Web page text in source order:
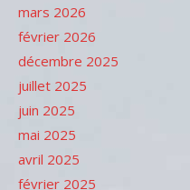
mars 2026
février 2026
décembre 2025
juillet 2025
juin 2025
mai 2025
avril 2025
février 2025